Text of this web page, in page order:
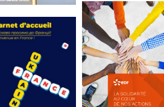
Statut de
l’élu local
Mise à jour avril
2024
FEUILLETER
La
prévention
des conflits
d’intérêts
18 septembre 2023
FEUILLETER